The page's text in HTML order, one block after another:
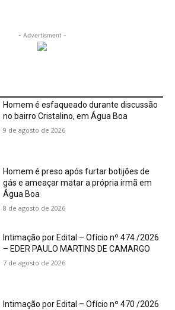
- Advertisment -
Homem é esfaqueado durante discussão
no bairro Cristalino, em Água Boa
9 de agosto de 2026
Homem é preso após furtar botijões de
gás e ameaçar matar a própria irmã em
Água Boa
8 de agosto de 2026
Intimação por Edital – Ofício nº 474 /2026
– EDER PAULO MARTINS DE CAMARGO
7 de agosto de 2026
Intimação por Edital – Ofício nº 470 /2026